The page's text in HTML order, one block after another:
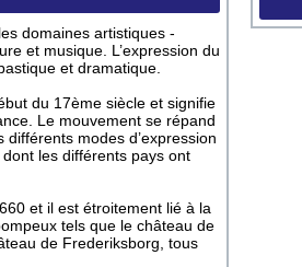
domaines artistiques -
et musique. L’expression du
et dramatique.
du 17ème siècle et signifie
Le mouvement se répand
modes d’expression
les différents pays ont
et il est étroitement lié à la
tels que le château de
de Frederiksborg, tous